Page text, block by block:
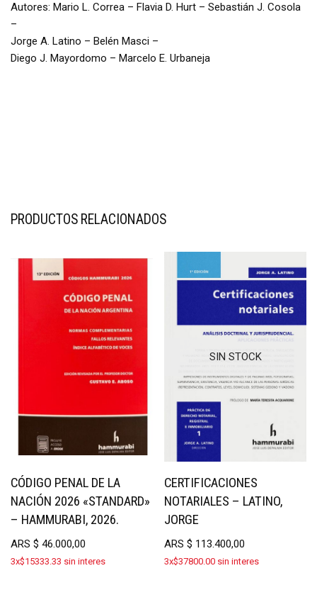
Autores: Mario L. Correa – Flavia D. Hurt – Sebastián J. Cosola
–
Jorge A. Latino – Belén Masci –
Diego J. Mayordomo – Marcelo E. Urbaneja
PRODUCTOS RELACIONADOS
CÓDIGO PENAL DE LA
NACIÓN 2026 «STANDARD»
– HAMMURABI, 2026.
ARS $ 46.000,00
3x$15333.33 sin interes
SIN STOCK
CERTIFICACIONES
NOTARIALES – LATINO,
JORGE
ARS$ 113.400,00
3x$37800.00 sin interes